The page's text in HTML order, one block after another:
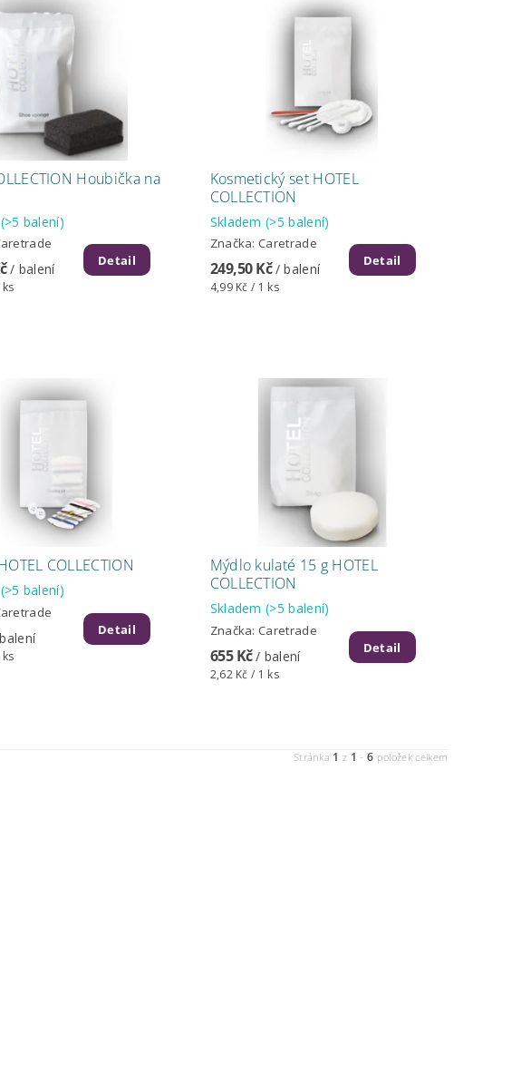
Houbička na
(>5 balení)
/ balení
Detail
Kosmetický set HOTEL
COLLECTION
Skladem(>5 balení)
Značka: Caretrade
249,50 Kč/ balení
4,99 Kč / 1 ks
Detail
COLLECTION
(>5 balení)
Detail
Mýdlo kulaté 15 g HOTEL
COLLECTION
Skladem(>5 balení)
Značka: Caretrade
655 Kč/ balení
2,62 Kč / 1 ks
Detail
Stránka 1 z 1 -6 položek celkem